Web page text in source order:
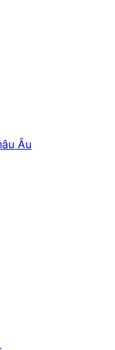
Âu